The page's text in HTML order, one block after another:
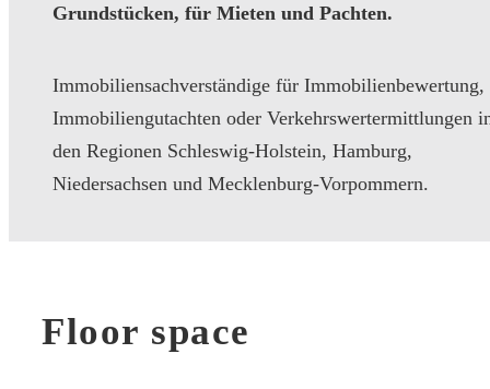
Grundstücken, für Mieten und Pachten.
Immobiliensachverständige für Immobilienbewertung,
Immobiliengutachten oder Verkehrswertermittlungen
den Regionen Schleswig-Holstein, Hamburg,
Niedersachsen und Mecklenburg-Vorpommern.
Floor space